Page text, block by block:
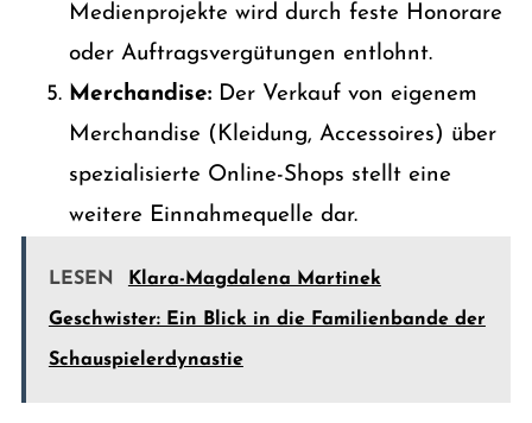
Medienprojekte wird durch feste Honorare
oder Auftragsvergütungen entlohnt.
Merchandise:Der Verkauf von eigenem
Merchandise (Kleidung, Accessoires) über
spezialisierte Online-Shops stellt eine
weitere Einnahmequelle dar.
LESEN Klara-Magdalena Martinek
Geschwister: Ein Blick in die Familienbande der
Schauspielerdynastie